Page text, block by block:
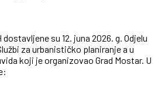
dostavljene su 12. juna 2026. g. Odjelu
za urbanističko planiranje a u
koji je organizovao Grad Mostar. U